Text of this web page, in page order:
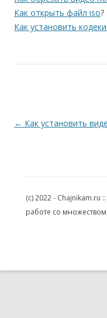
Как открыть файл iso?
Как установить
Навигация по записям
← Как установить
(c) 2022 -
работе со